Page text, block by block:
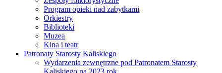
Program opieki nad zabytkami
Orkiestry
Biblioteki
Muzea
Kina i teatr
Patronaty Starosty Kaliskiego
Wydarzenia zewnętrzne pod Patronatem Starosty
Kaliskiego na 2023 rok